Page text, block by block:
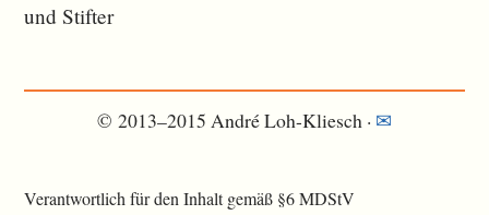
und Stifter
© 2013–2015 André Loh-Kliesch · ✉
Verantwortlich für den Inhalt gemäß §6 MDStV